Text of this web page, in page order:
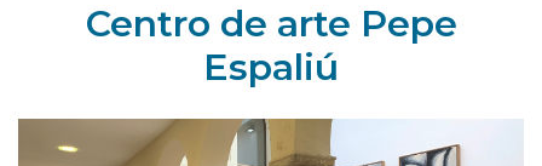
Centro de arte Pepe
Espaliú